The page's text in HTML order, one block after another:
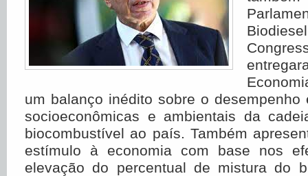
um balanço inédito sobre o desempenho
socioeconômicas e ambientais da
biocombustível ao país. Também
estímulo à economia com base nos
elevação do percentual de mistura do